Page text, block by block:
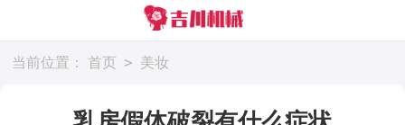
当前位置： 首页 > 美妆